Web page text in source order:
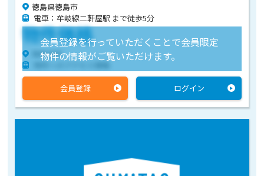
徳島県徳島市
電車：牟岐線二軒屋駅 まで徒歩5分
会員登録を行っていただくことで会員限定
物件の情報がご覧いただけます。
物件価格
物件住所
物件へのアクセス情報
会員登録 ログイン